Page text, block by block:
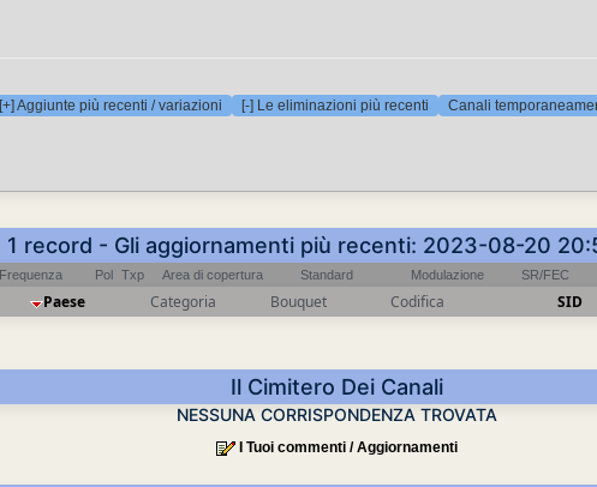
[+] Aggiunte più recenti / variazioni [-] Le eliminazioni più recenti Canali
1 record - Gli aggiornamenti più recenti: 2023-08-20
Frequenza Pol Txp Area di copertura Standard Modulazione SR/FEC
Paese Categoria Bouquet Codifica SID
Il Cimitero Dei Canali
NESSUNA CORRISPONDENZA TROVATA
I Tuoi commenti / Aggiornamenti